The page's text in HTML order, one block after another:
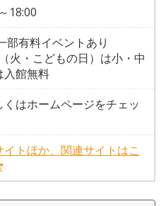
18:00
部有料イベントあり
火・こどもの日）は小・中
入館無料
くはホームページをチェッ
イトほか、関連サイトはこ